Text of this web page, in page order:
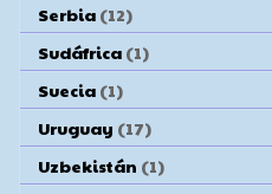
Serbia (12)
Sudáfrica (1)
Suecia (1)
Uruguay (17)
Uzbekistán (1)